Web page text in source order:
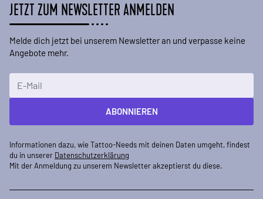
JETZT ZUM NEWSLETTER ANMELDEN
Melde dich jetzt bei unserem Newsletter an und verpasse keine
Angebote mehr.
ABONNIEREN
Informationen dazu, wie Tattoo-Needs mit deinen Daten umgeht, findest
du in unserer Datenschutzerklärung
Mit der Anmeldung zu unserem Newsletter akzeptierst du diese.